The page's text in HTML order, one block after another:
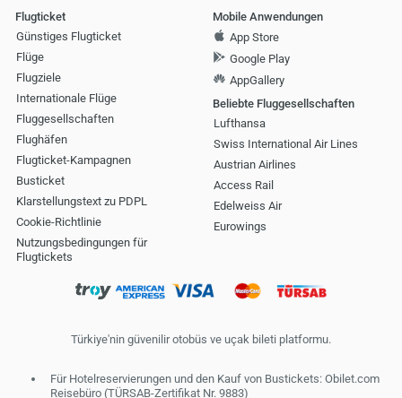
Flugticket
Günstiges Flugticket
Flüge
Flugziele
Internationale Flüge
Fluggesellschaften
Flughäfen
Flugticket-Kampagnen
Busticket
Klarstellungstext zu PDPL
Cookie-Richtlinie
Nutzungsbedingungen für
Flugtickets
Mobile Anwendungen
App Store
Google Play
AppGallery
Beliebte Fluggesellschaften
Lufthansa
Swiss International Air Lines
Austrian Airlines
Access Rail
Edelweiss Air
Eurowings
Türkiye'nin güvenilir otobüs ve uçak bileti platformu.
Für Hotelreservierungen und den Kauf von Bustickets: Obilet.com
Reisebüro (TÜRSAB-Zertifikat Nr. 9883)